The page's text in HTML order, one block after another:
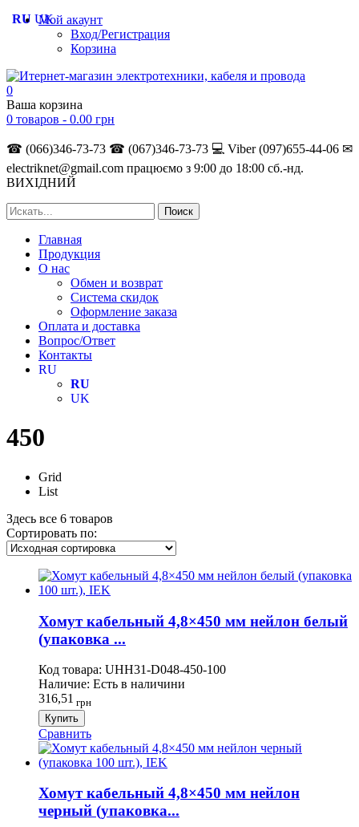
Мой акаунт
Вход/Регистрация
Корзина
0
Ваша корзина
0 товаров - 0.00 грн
☎ (066)346-73-73 ☎ (067)346-73-73 💻 Viber (097)655-44-06 ✉
electriknet@gmail.com працюємо з 9:00 до 18:00 сб.-нд.
ВИХІДНИЙ
Главная
Продукция
О нас
Обмен и возврат
Система скидок
Оформление заказа
Оплата и доставка
Вопрос/Ответ
Контакты
RU
RU
UK
450
Grid
List
Здесь все 6 товаров
Сортировать по:
Хомут кабельный 4,8×450 мм нейлон белый
(упаковка ...
Код товара: UHH31-D048-450-100
Наличие: Есть в наличини
316,51 грн
Купить
Сравнить
Хомут кабельный 4,8×450 мм нейлон
черный (упаковка...
RU UK